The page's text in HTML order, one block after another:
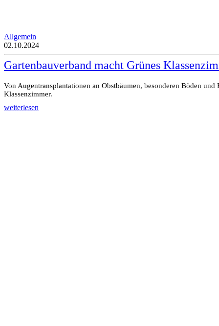
Allgemein
02.10.2024
Gartenbauverband macht Grünes
Von Augentransplantationen an Obstbäumen, besonderen Böden
Klassenzimmer.
weiterlesen